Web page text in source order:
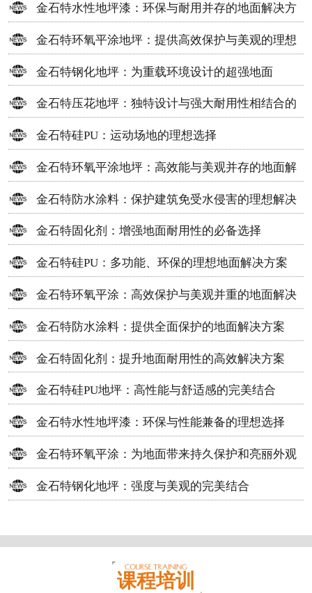
金石特水性地坪漆：环保与耐用并存的地面解决方
案
金石特环氧平涂地坪：提供高效保护与美观的理想
选择
金石特钢化地坪：为重载环境设计的超强地面
金石特压花地坪：独特设计与强大耐用性相结合的
地面材料
金石特硅PU：运动场地的理想选择
金石特环氧平涂地坪：高效能与美观并存的地面解
决方案
金石特防水涂料：保护建筑免受水侵害的理想解决
方案
金石特固化剂：增强地面耐用性的必备选择
金石特硅PU：多功能、环保的理想地面解决方案
金石特环氧平涂：高效保护与美观并重的地面解决
方案
金石特防水涂料：提供全面保护的地面解决方案
金石特固化剂：提升地面耐用性的高效解决方案
金石特硅PU地坪：高性能与舒适感的完美结合
金石特水性地坪漆：环保与性能兼备的理想选择
金石特环氧平涂：为地面带来持久保护和亮丽外观
金石特钢化地坪：强度与美观的完美结合
课程培训